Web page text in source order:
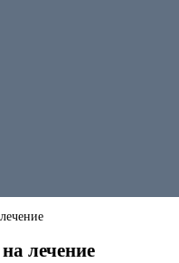
лечение